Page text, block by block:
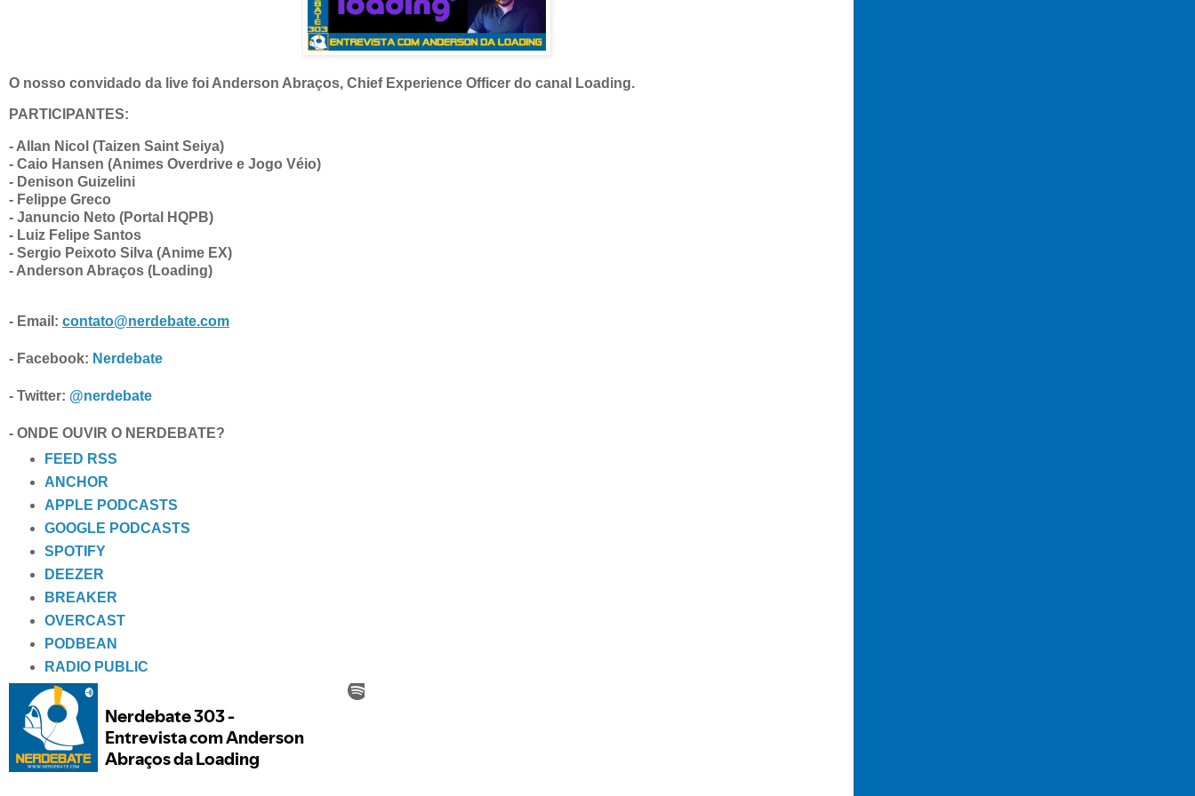
O nosso convidado da live foi Anderson Abraços, Chief Experience Officer do canal Loading.
PARTICIPANTES:
- Anderson Abraços (Loading)
- Email: contato@nerdebate.com
- Facebook: Nerdebate
- Twitter: @nerdebate
- ONDE OUVIR O NERDEBATE?
FEED RSS
ANCHOR
APPLE PODCASTS
GOOGLE PODCASTS
SPOTIFY
DEEZER
BREAKER
OVERCAST
PODBEAN
RADIO PUBLIC